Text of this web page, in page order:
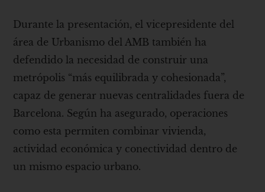
Durante la presentación, el vicepresidente del
área de Urbanismo del AMB también ha
defendido la necesidad de construir una
metrópolis “más equilibrada y cohesionada”,
capaz de generar nuevas centralidades fuera de
Barcelona. Según ha asegurado, operaciones
como esta permiten combinar vivienda,
actividad económica y conectividad dentro de
un mismo espacio urbano.